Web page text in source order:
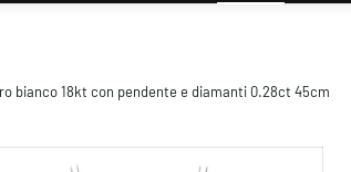
bianco 18kt con pendente e diamanti 0.28ct 45cm